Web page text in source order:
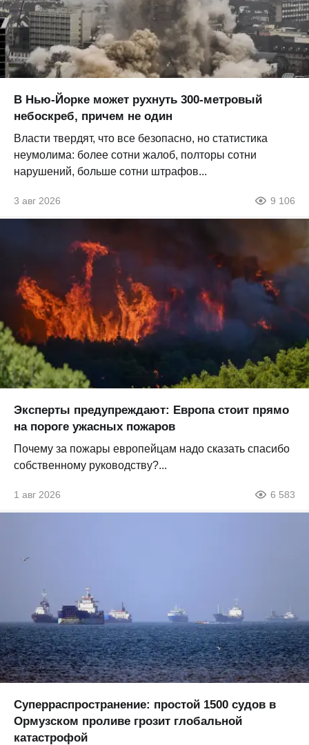
В Нью-Йорке может рухнуть 300-метровый
небоскреб, причем не один
Власти твердят, что все безопасно, но статистика
неумолима: более сотни жалоб, полторы сотни
нарушений, больше сотни штрафов...
3 авг 2026 9 106
Эксперты предупреждают: Европа стоит прямо
на пороге ужасных пожаров
Почему за пожары европейцам надо сказать спасибо
собственному руководству?...
1 авг 2026 6 583
Суперраспространение: простой 1500 судов в
Ормузском проливе грозит глобальной
катастрофой